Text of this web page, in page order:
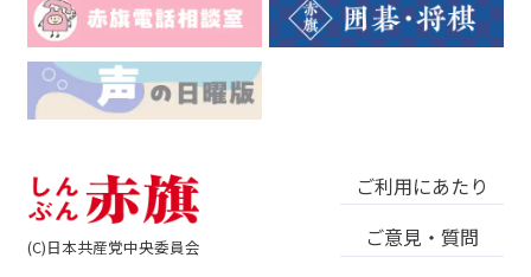
(C)日本共産党中央委員会
ご利用にあたり
ご意見・質問